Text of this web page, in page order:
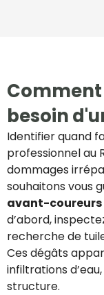
besoin
Identifier quand
professionnel au
dommages
souhaitons vous
avant-coureurs
d’abord,
recherche de
Ces dégâts
infiltrations
structure.